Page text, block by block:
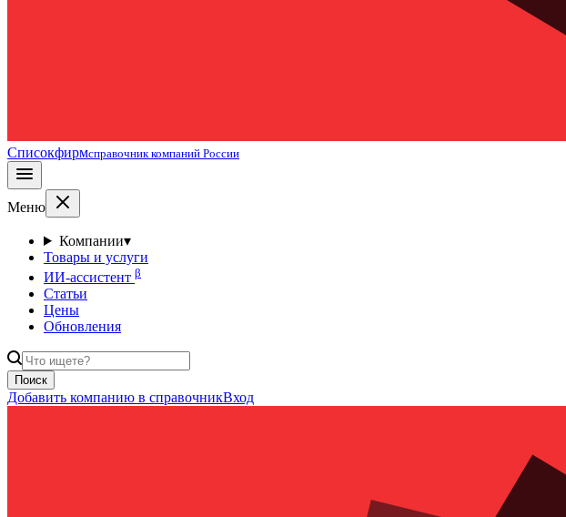
Списокфирмсправочник компаний России
Меню
Компании▾
Товары и услуги
ИИ-ассистент β
Статьи
Цены
Обновления
Поиск
Добавить компанию в справочникВход